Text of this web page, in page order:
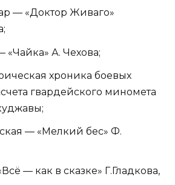
— «Доктор Живаго»
А. Чехова;
хроника боевых
гвардейского миномета
— «Мелкий бес» Ф.
— как в сказке» Г.Гладкова,